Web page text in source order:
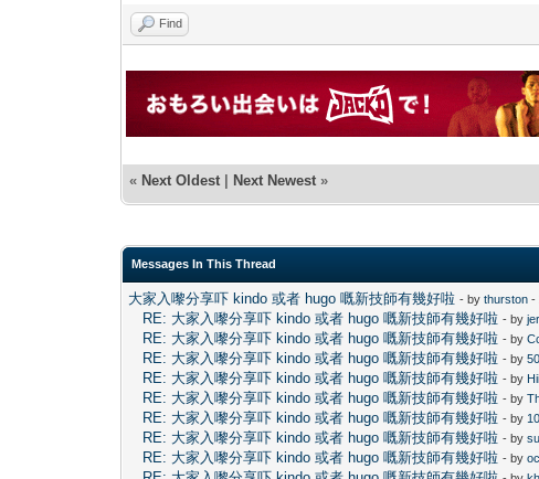
Find
« Next Oldest | Next Newest »
Messages In This Thread
大家入嚟分享吓 kindo 或者 hugo 嘅新技師有幾好啦 - bythurston -
RE: 大家入嚟分享吓 kindo 或者 hugo 嘅新技師有幾好啦 - by
RE: 大家入嚟分享吓 kindo 或者 hugo 嘅新技師有幾好啦 - by
RE: 大家入嚟分享吓 kindo 或者 hugo 嘅新技師有幾好啦 - by
RE: 大家入嚟分享吓 kindo 或者 hugo 嘅新技師有幾好啦 - by
RE: 大家入嚟分享吓 kindo 或者 hugo 嘅新技師有幾好啦 - by
RE: 大家入嚟分享吓 kindo 或者 hugo 嘅新技師有幾好啦 - by
RE: 大家入嚟分享吓 kindo 或者 hugo 嘅新技師有幾好啦 - by
RE: 大家入嚟分享吓 kindo 或者 hugo 嘅新技師有幾好啦 - by